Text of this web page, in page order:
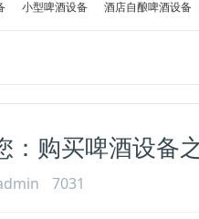
小型啤酒设备 酒店自酿啤酒设备
：购买啤酒设备
7031